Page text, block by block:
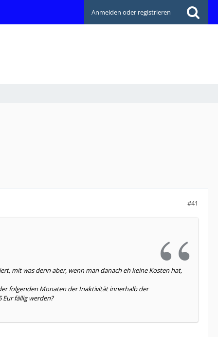
Anmelden oder registrieren
#41
mit was denn aber, wenn man danach eh keine Kosten hat,
folgenden Monaten der Inaktivität innerhalb der
fällig werden?